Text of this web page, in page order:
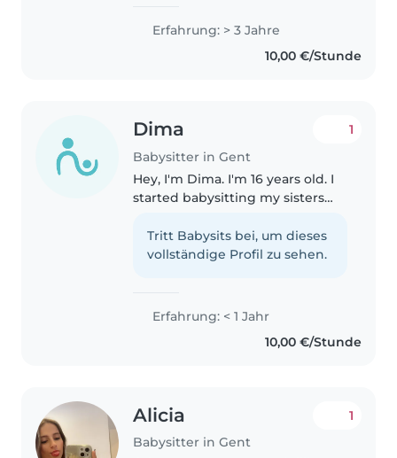
Erfahrung: > 3 Jahre
10,00 €/Stunde
Dima
Babysitter in Gent
1
Hey, I'm Dima. I'm 16 years old. I
started babysitting my sisters
then I figured that I loved
babysitting kids and spending
Tritt Babysits bei, um dieses
vollständige Profil zu sehen.
Erfahrung: < 1 Jahr
10,00 €/Stunde
Alicia
Babysitter in Gent
1